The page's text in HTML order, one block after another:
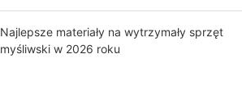
Najlepsze materiały na wytrzymały sprzęt
myśliwski w 2026 roku